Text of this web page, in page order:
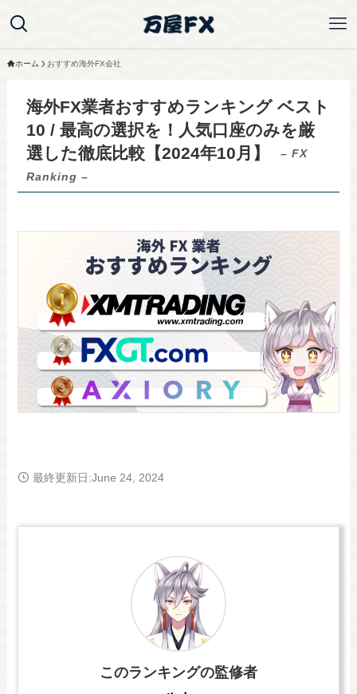
ホーム おすすめ海外FX会社
海外FX業者おすすめランキング ベスト
10 / 最高の選択を！人気口座のみを厳
選した徹底比較【2024年10月】
– FX
Ranking –
最終更新日:June 24, 2024
このランキングの監修者